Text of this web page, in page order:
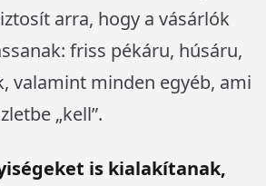
arra, hogy a vásárlók
friss pékáru, húsáru,
valamint minden egyéb, ami
„kell”.
is kialakítanak,